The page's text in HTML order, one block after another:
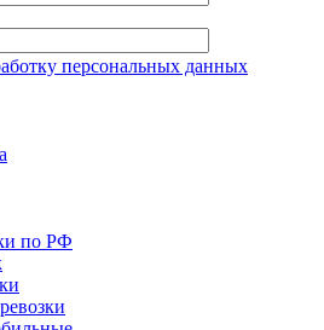
персональных данных
по РФ